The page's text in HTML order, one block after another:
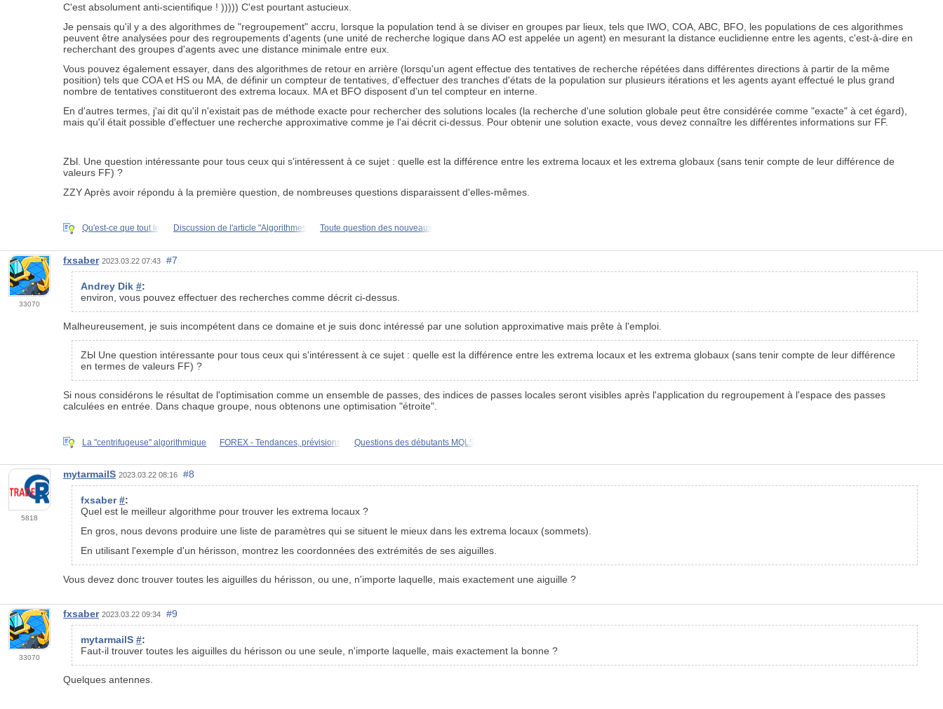
C'est absolument anti-scientifique ! ))))) C'est pourtant astucieux.
Je pensais qu'il y a des algorithmes de "regroupement" accru, lorsque la population tend à se diviser en groupes par lieux, tels que IWO, COA, ABC, BFO, les populations de ces algorithmes
peuvent être analysées pour des regroupements d'agents (une unité de recherche logique dans AO est appelée un agent) en mesurant la distance euclidienne entre les agents, c'est-à-dire en
recherchant des groupes d'agents avec une distance minimale entre eux.
Vous pouvez également essayer, dans des algorithmes de retour en arrière (lorsqu'un agent effectue des tentatives de recherche répétées dans différentes directions à partir de la même
position) tels que COA et HS ou MA, de définir un compteur de tentatives, d'effectuer des tranches d'états de la population sur plusieurs itérations et les agents ayant effectué le plus grand
nombre de tentatives constitueront des extrema locaux. MA et BFO disposent d'un tel compteur en interne.
En d'autres termes, j'ai dit qu'il n'existait pas de méthode exacte pour rechercher des solutions locales (la recherche d'une solution globale peut être considérée comme "exacte" à cet égard),
mais qu'il était possible d'effectuer une recherche approximative comme je l'ai décrit ci-dessus. Pour obtenir une solution exacte, vous devez connaître les différentes informations sur FF.
ZЫ. Une question intéressante pour tous ceux qui s'intéressent à ce sujet : quelle est la différence entre les extrema locaux et les extrema globaux (sans tenir compte de leur différence de
valeurs FF) ?
ZZY Après avoir répondu à la première question, de nombreuses questions disparaissent d'elles-mêmes.
Qu'est-ce que tout le Discussion de l'article "Algorithmes Toute question des nouveaux
33070
fxsaber 2023.03.22 07:43 #7
Andrey Dik #:
environ, vous pouvez effectuer des recherches comme décrit ci-dessus.
Malheureusement, je suis incompétent dans ce domaine et je suis donc intéressé par une solution approximative mais prête à l'emploi.
ZЫ Une question intéressante pour tous ceux qui s'intéressent à ce sujet : quelle est la différence entre les extrema locaux et les extrema globaux (sans tenir compte de leur différence
en termes de valeurs FF) ?
Si nous considérons le résultat de l'optimisation comme un ensemble de passes, des indices de passes locales seront visibles après l'application du regroupement à l'espace des passes
calculées en entrée. Dans chaque groupe, nous obtenons une optimisation "étroite".
La "centrifugeuse" algorithmique FOREX - Tendances, prévisions Questions des débutants MQL5
5818
mytarmailS 2023.03.22 08:16 #8
fxsaber#:
Quel est le meilleur algorithme pour trouver les extrema locaux ?
En gros, nous devons produire une liste de paramètres qui se situent le mieux dans les extrema locaux (sommets).
En utilisant l'exemple d'un hérisson, montrez les coordonnées des extrémités de ses aiguilles.
Vous devez donc trouver toutes les aiguilles du hérisson, ou une, n'importe laquelle, mais exactement une aiguille ?
33070
fxsaber 2023.03.22 09:34 #9
mytarmailS #:
Faut-il trouver toutes les aiguilles du hérisson ou une seule, n'importe laquelle, mais exactement la bonne ?
Quelques antennes.